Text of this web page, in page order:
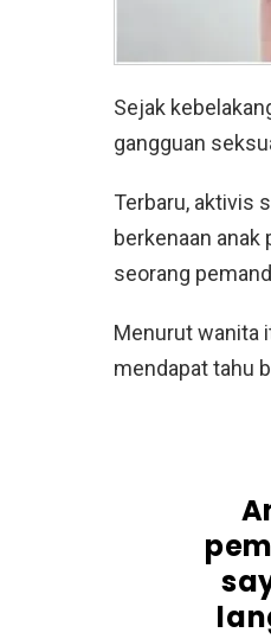
Sejak
gangguan
Terbaru, aktivis
berkenaan
seorang
Menurut wanita
mendapat tahu